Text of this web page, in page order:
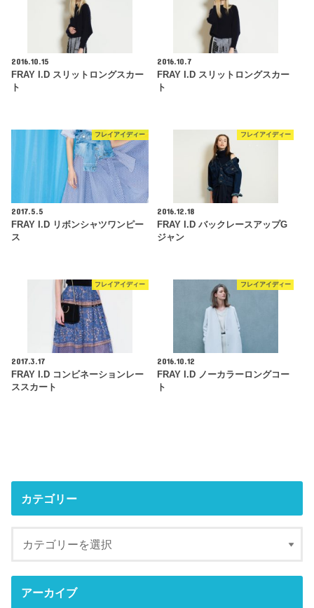
2016.10.15
FRAY I.D スリットロングスカー
ト
2016.10.7
FRAY I.D スリットロングスカー
ト
フレイアイディー
2017.5.5
FRAY I.D リボンシャツワンピー
ス
フレイアイディー
2016.12.18
FRAY I.D バックレースアップG
ジャン
フレイアイディー
2017.3.17
FRAY I.D コンビネーションレー
ススカート
フレイアイディー
2016.10.12
FRAY I.D ノーカラーロングコー
ト
カテゴリー
アーカイブ